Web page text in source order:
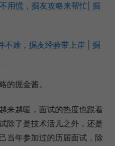
用慌，掘友攻略来帮忙| 掘
不难，掘友经验带上岸 | 掘
的掘金酱。
来越暖，面试的热度也跟着
除了是技术活儿之外，还是
当年参加过的历届面试，除